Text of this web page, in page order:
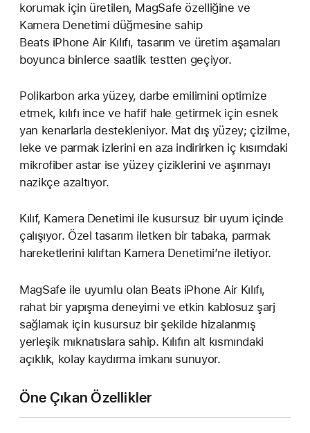
korumak için üretilen, MagSafe özelliğine ve
Kamera Denetimi düğmesine sahip
Beats iPhone Air Kılıfı, tasarım ve üretim aşamaları
boyunca binlerce saatlik testten geçiyor.
Polikarbon arka yüzey, darbe emilimini optimize
etmek, kılıfı ince ve hafif hale getirmek için esnek
yan kenarlarla destekleniyor. Mat dış yüzey; çizilme,
leke ve parmak izlerini en aza indirirken iç kısımdaki
mikrofiber astar ise yüzey çiziklerini ve aşınmayı
nazikçe azaltıyor.
Kılıf, Kamera Denetimi ile kusursuz bir uyum içinde
çalışıyor. Özel tasarım iletken bir tabaka, parmak
hareketlerini kılıftan Kamera Denetimi’ne iletiyor.
MagSafe ile uyumlu olan Beats iPhone Air Kılıfı,
rahat bir yapışma deneyimi ve etkin kablosuz şarj
sağlamak için kusursuz bir şekilde hizalanmış
yerleşik mıknatıslara sahip. Kılıfın alt kısmındaki
açıklık, kolay kaydırma imkanı sunuyor.
Öne Çıkan Özellikler